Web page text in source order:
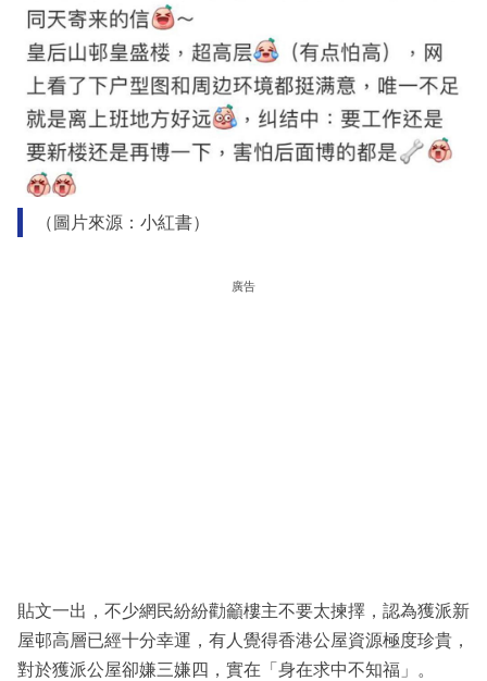
（圖片來源：小紅書）
廣告
貼文一出，不少網民紛紛勸籲樓主不要太揀擇，認為獲派新
屋邨高層已經十分幸運，有人覺得香港公屋資源極度珍貴，
對於獲派公屋卻嫌三嫌四，實在「身在求中不知福」。